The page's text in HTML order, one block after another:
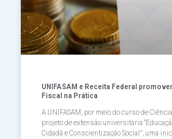
UNIFASAM e Receita Federal
Fiscal na Prática
A UNIFASAM, por meio do curso de
projeto de extensão universitária
Cidadã e Conscientização Social”, uma